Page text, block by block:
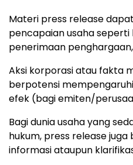
Materi press release
pencapaian usaha
penerimaan
Aksi korporasi atau fakta
berpotensi
efek (bagi emiten/
Bagi dunia usaha yang
hukum, press release
informasi ataupun